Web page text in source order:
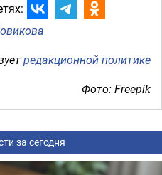
редакционной политике
Фото: Freepik
за сегодня